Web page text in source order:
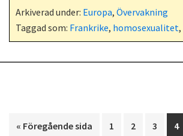
Arkiverad under: Europa, Övervakning
Taggad som: Frankrike, homosexualitet,
« Go
Föregående sida Sida
1 Sida
2 Sida
3 4